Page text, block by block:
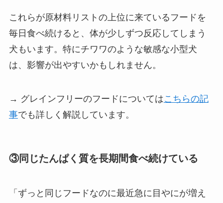
これらが原材料リストの上位に来ているフードを
毎日食べ続けると、体が少しずつ反応してしまう
犬もいます。特にチワワのような敏感な小型犬
は、影響が出やすいかもしれません。
→ グレインフリーのフードについてはこちらの記
事でも詳しく解説しています。
③同じたんぱく質を長期間食べ続けている
「ずっと同じフードなのに最近急に目やにが増え